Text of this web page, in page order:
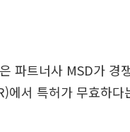
파트너사 MSD가 경
에서 특허가 무효하